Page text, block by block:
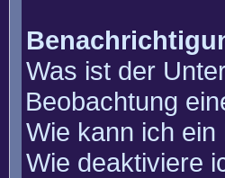
Was ist der
Beobachtung
Wie kann ich
Wie deaktiviere